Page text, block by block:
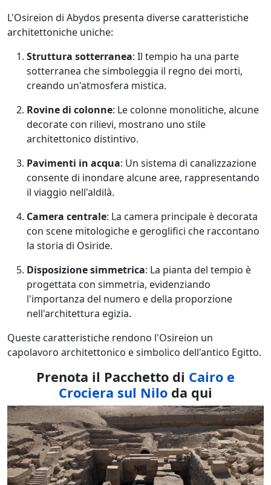
L'Osireion di Abydos presenta diverse caratteristiche
architettoniche uniche:
Struttura sotterranea: Il tempio ha una parte
sotterranea che simboleggia il regno dei morti,
creando un'atmosfera mistica.
Rovine di colonne: Le colonne monolitiche, alcune
decorate con rilievi, mostrano uno stile
architettonico distintivo.
Pavimenti in acqua: Un sistema di canalizzazione
consente di inondare alcune aree, rappresentando
il viaggio nell'aldilà.
Camera centrale: La camera principale è decorata
con scene mitologiche e geroglifici che raccontano
la storia di Osiride.
Disposizione simmetrica: La pianta del tempio è
progettata con simmetria, evidenziando
l'importanza del numero e della proporzione
nell'architettura egizia.
Queste caratteristiche rendono l'Osireion un
capolavoro architettonico e simbolico dell'antico Egitto.
Prenota il Pacchetto di Cairo e
Crociera sul Nilo da qui